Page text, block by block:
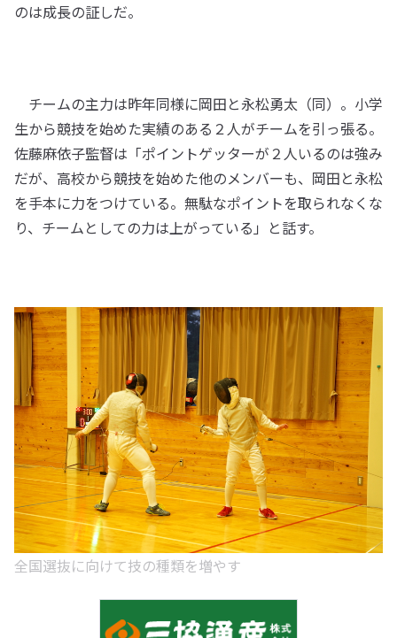
のは成長の証しだ。
チームの主力は昨年同様に岡田と永松勇太（同）。小学
生から競技を始めた実績のある２人がチームを引っ張る。
佐藤麻依子監督は「ポイントゲッターが２人いるのは強み
だが、高校から競技を始めた他のメンバーも、岡田と永松
を手本に力をつけている。無駄なポイントを取られなくな
り、チームとしての力は上がっている」と話す。
全国選抜に向けて技の種類を増やす